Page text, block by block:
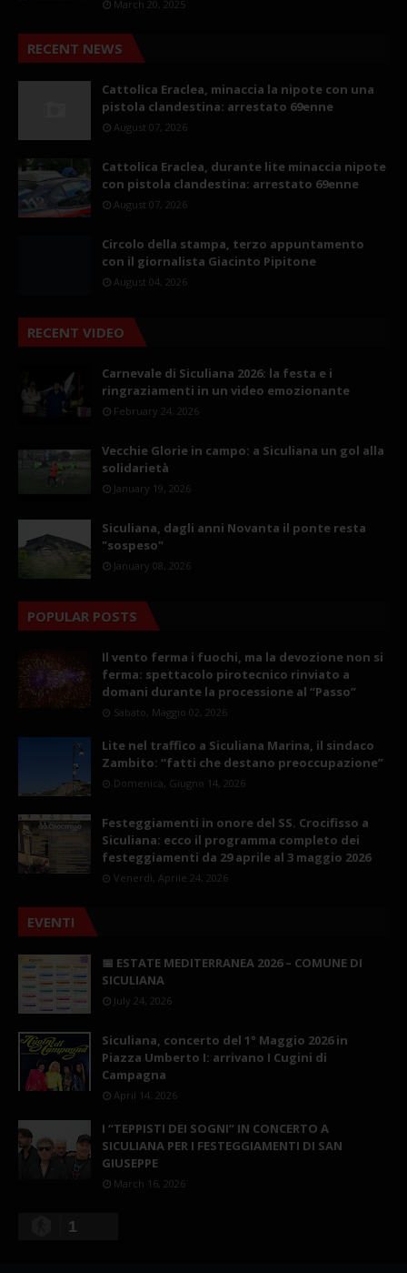
March 20, 2025
RECENT NEWS
Cattolica Eraclea, minaccia la nipote con una
pistola clandestina: arrestato 69enne
August 07, 2026
Cattolica Eraclea, durante lite minaccia nipote
con pistola clandestina: arrestato 69enne
August 07, 2026
Circolo della stampa, terzo appuntamento
con il giornalista Giacinto Pipitone
August 04, 2026
RECENT VIDEO
Carnevale di Siculiana 2026: la festa e i
ringraziamenti in un video emozionante
February 24, 2026
Vecchie Glorie in campo: a Siculiana un gol alla
solidarietà
January 19, 2026
Siculiana, dagli anni Novanta il ponte resta
"sospeso"
January 08, 2026
POPULAR POSTS
Il vento ferma i fuochi, ma la devozione non si
ferma: spettacolo pirotecnico rinviato a
domani durante la processione al “Passo”
Sabato, Maggio 02, 2026
Lite nel traffico a Siculiana Marina, il sindaco
Zambito: “fatti che destano preoccupazione”
Domenica, Giugno 14, 2026
Festeggiamenti in onore del SS. Crocifisso a
Siculiana: ecco il programma completo dei
festeggiamenti da 29 aprile al 3 maggio 2026
Venerdì, Aprile 24, 2026
EVENTI
📅 ESTATE MEDITERRANEA 2026 – COMUNE DI
SICULIANA
July 24, 2026
Siculiana, concerto del 1° Maggio 2026 in
Piazza Umberto I: arrivano I Cugini di
Campagna
April 14, 2026
I “TEPPISTI DEI SOGNI” IN CONCERTO A
SICULIANA PER I FESTEGGIAMENTI DI SAN
GIUSEPPE
March 16, 2026
1